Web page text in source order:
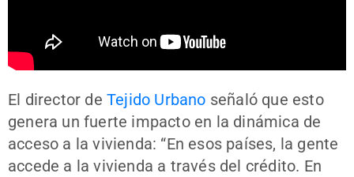
El director de Tejido Urbano señaló que esto
genera un fuerte impacto en la dinámica de
acceso a la vivienda: “En esos países, la gente
accede a la vivienda a través del crédito. En